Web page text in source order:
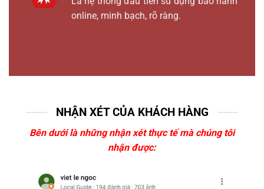
online, minh bạch, rõ ràng.
NHẬN XÉT CỦA KHÁCH HÀNG
Bên dưới là những nhận xét thực tế mà chúng tôi
nhận được: